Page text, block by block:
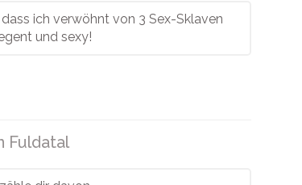
dass ich verwöhnt von 3 Sex-Sklaven
und sexy!
Fuldatal